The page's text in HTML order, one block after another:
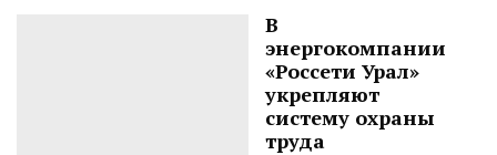
В
энергокомпании
«Россети Урал»
укрепляют
систему охраны
труда